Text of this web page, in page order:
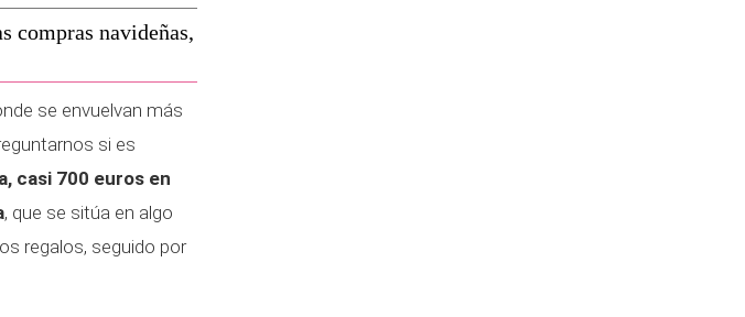
compras navideñas,
se envuelvan más
si es
casi 700 euros en
, que se sitúa en algo
regalos, seguido por